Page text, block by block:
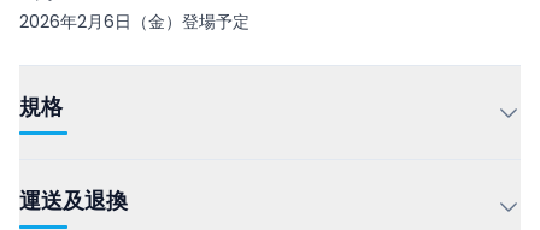
2026年2月6日（金）登場予定
規格
運送及退換